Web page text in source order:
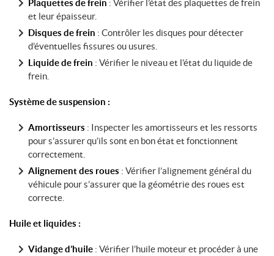
Plaquettes de frein : Vérifier l’état des plaquettes de frein
et leur épaisseur.
Disques de frein : Contrôler les disques pour détecter
d’éventuelles fissures ou usures.
Liquide de frein : Vérifier le niveau et l’état du liquide de
frein.
Système de suspension :
Amortisseurs : Inspecter les amortisseurs et les ressorts
pour s’assurer qu’ils sont en bon état et fonctionnent
correctement.
Alignement des roues : Vérifier l’alignement général du
véhicule pour s’assurer que la géométrie des roues est
correcte.
Huile et liquides :
Vidange d’huile : Vérifier l’huile moteur et procéder à une